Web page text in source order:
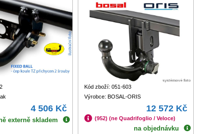
4 506 Kč
externě skladem
Kód zboží: 051-603
Výrobce: BOSAL-ORIS
12 572 Kč
(952) (ne Quadrifoglio / Veloce)
na objednávku